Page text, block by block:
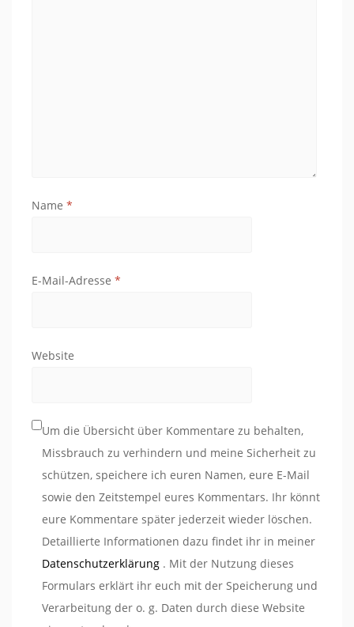
Name *
E-Mail-Adresse *
Website
Um die Übersicht über Kommentare zu behalten,
Missbrauch zu verhindern und meine Sicherheit zu
schützen, speichere ich euren Namen, eure E-Mail
sowie den Zeitstempel eures Kommentars. Ihr könnt
eure Kommentare später jederzeit wieder löschen.
Detaillierte Informationen dazu findet ihr in meiner
Datenschutzerklärung . Mit der Nutzung dieses
Formulars erklärt ihr euch mit der Speicherung und
Verarbeitung der o. g. Daten durch diese Website